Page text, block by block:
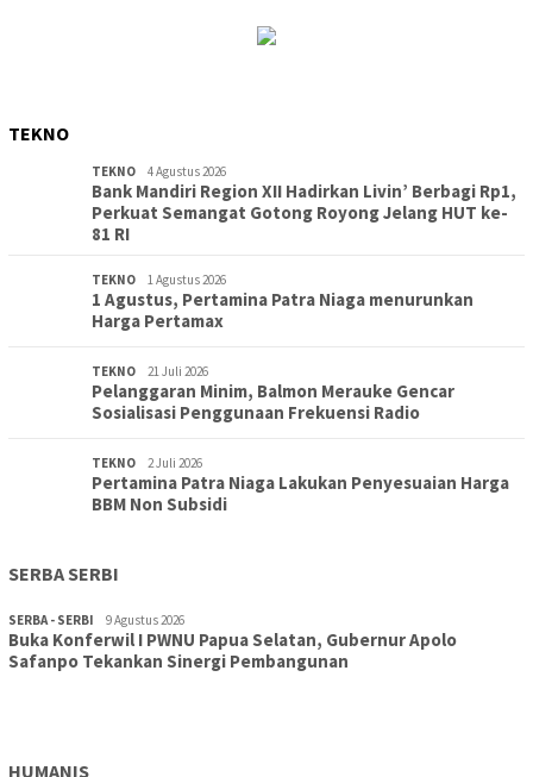
TEKNO
TEKNO 4 Agustus 2026
Bank Mandiri Region XII Hadirkan Livin’ Berbagi Rp1,
Perkuat Semangat Gotong Royong Jelang HUT ke-
81 RI
TEKNO 1 Agustus 2026
1 Agustus, Pertamina Patra Niaga menurunkan
Harga Pertamax
TEKNO 21 Juli 2026
Pelanggaran Minim, Balmon Merauke Gencar
Sosialisasi Penggunaan Frekuensi Radio
TEKNO 2 Juli 2026
Pertamina Patra Niaga Lakukan Penyesuaian Harga
BBM Non Subsidi
SERBA SERBI
SERBA - SERBI 9 Agustus 2026
Buka Konferwil I PWNU Papua Selatan, Gubernur Apolo
Safanpo Tekankan Sinergi Pembangunan
TOPIK 9 Agustus 2026
Konferwil I PWNU Papua Selatan Resmi Digelar, Siapkan
HUMANIS